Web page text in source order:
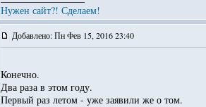
Нужен сайт?! Сделаем!
Добавлено: Пн Фев 15, 2016 23:40
Конечно.
Два раза в этом году.
Первый раз летом - уже заявили же о том.